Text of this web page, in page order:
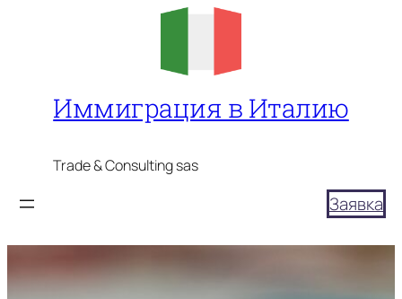
Иммиграция в Италию
Trade & Consulting sas
Заявка